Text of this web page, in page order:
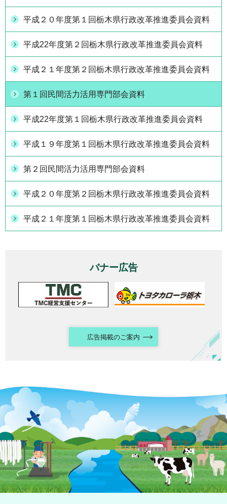
平成２０年度第１回栃木県行政改革推進委員会資料
平成22年度第２回栃木県行政改革推進委員会資料
平成２１年度第２回栃木県行政改革推進委員会資料
第１回民間活力活用専門部会資料
平成22年度第１回栃木県行政改革推進委員会資料
平成１９年度第１回栃木県行政改革推進委員会資料
第２回民間活力活用専門部会資料
平成２０年度第２回栃木県行政改革推進委員会資料
平成２１年度第１回栃木県行政改革推進委員会資料
バナー広告
広告掲載のご案内